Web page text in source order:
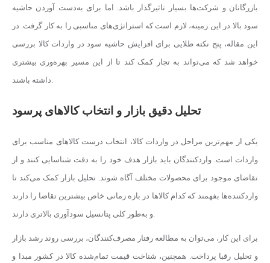
بازرگانان و شرکت‌ها بسیار تاثیرگذار باشد. اما برای به‌دست آوردن حاشیه
سود بالا در این زمینه، لازم است که استراتژی‌های مناسبی را به کار گرفت. در
این مقاله، پنج نکته طلایی برای افزایش حاشیه سود در واردات کالا بررسی
خواهد شد که می‌تواند به تجار کمک کند تا از این مسیر بهره‌وری بیشتری
تحلیل دقیق بازار و انتخاب کالاهای پرسود
یکی از مهم‌ترین مراحل در واردات کالا، انتخاب درست کالاهای مناسب برای
واردات است. واردکنندگان باید بازار هدف خود را به دقت شناسایی کنند و از
تقاضای موجود برای محصولات مختلف آگاه شوند. تحلیل بازار کمک می‌کند تا
واردکننده‌ها بفهمند که کدام کالاها در بازه زمانی خاص بیشترین تقاضا را دارند
برای این کار، می‌توان به مطالعه رفتار مصرف‌کنندگان، بررسی روند رشد بازار
و تحلیل رقبا پرداخت. همچنین، شناخت قیمت تمام‌شده کالا در کشور مبدا و